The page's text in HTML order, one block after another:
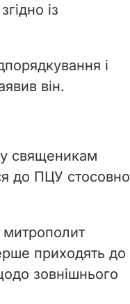
із
і
він.
священикам
до ПЦУ стосовно
митрополит
приходять до
зовнішнього